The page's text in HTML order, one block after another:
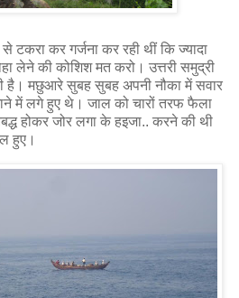
कर गर्जना कर रही थीं कि ज्यादा
लेने की कोशिश मत करो। उत्तरी समुद्री
है। मछुआरे सुबह सुबह अपनी नौका में सवार
में लगे हुए थे। जाल को चारों तरफ फैला
होकर जोर लगा के हइजा.. करने की थी
हुए।